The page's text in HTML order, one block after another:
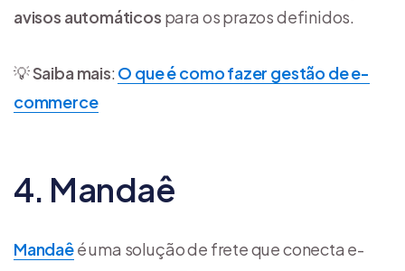
avisos automáticos para os prazos definidos.
💡Saiba mais: O que é como fazer gestão de e-
commerce
4. Mandaê
Mandaêé uma solução de frete que conecta e-